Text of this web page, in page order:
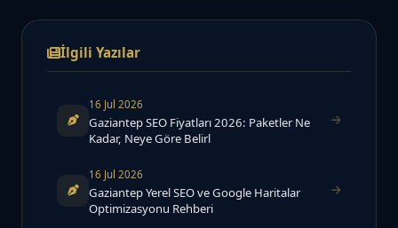
İlgili Yazılar
16 Jul 2026
Gaziantep SEO Fiyatları 2026: Paketler Ne
Kadar, Neye Göre Belirl
16 Jul 2026
Gaziantep Yerel SEO ve Google Haritalar
Optimizasyonu Rehberi